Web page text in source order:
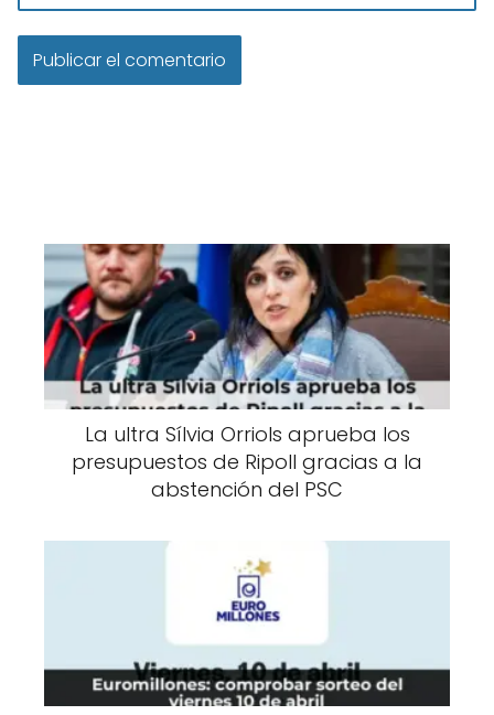
La ultra Sílvia Orriols aprueba los
presupuestos de Ripoll gracias a la
abstención del PSC